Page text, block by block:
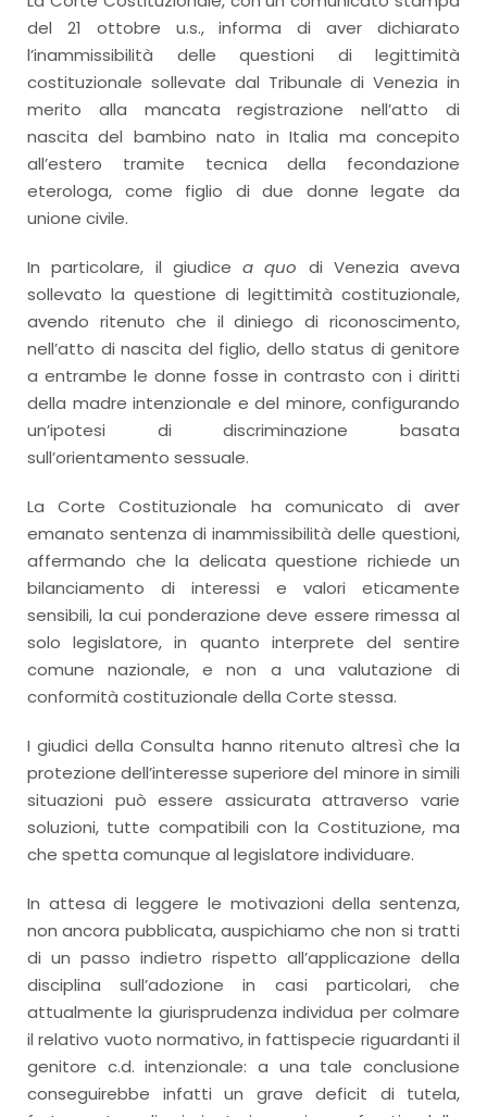
del 21 ottobre u.s., informa di aver dichiarato
l’inammissibilità delle questioni di legittimità
costituzionale sollevate dal Tribunale di Venezia in
merito alla mancata registrazione nell’atto di
nascita del bambino nato in Italia ma concepito
all’estero tramite tecnica della fecondazione
eterologa, come figlio di due donne legate da
unione civile.
In particolare, il giudice a quo di Venezia aveva
sollevato la questione di legittimità costituzionale,
avendo ritenuto che il diniego di riconoscimento,
nell’atto di nascita del figlio, dello status di genitore
a entrambe le donne fosse in contrasto con i diritti
della madre intenzionale e del minore, configurando
un’ipotesi di discriminazione basata
sull’orientamento sessuale.
La Corte Costituzionale ha comunicato di aver
emanato sentenza di inammissibilità delle questioni,
affermando che la delicata questione richiede un
bilanciamento di interessi e valori eticamente
sensibili, la cui ponderazione deve essere rimessa al
solo legislatore, in quanto interprete del sentire
comune nazionale, e non a una valutazione di
conformità costituzionale della Corte stessa.
I giudici della Consulta hanno ritenuto altresì che la
protezione dell’interesse superiore del minore in simili
situazioni può essere assicurata attraverso varie
soluzioni, tutte compatibili con la Costituzione, ma
che spetta comunque al legislatore individuare.
In attesa di leggere le motivazioni della sentenza,
non ancora pubblicata, auspichiamo che non si tratti
di un passo indietro rispetto all’applicazione della
disciplina sull’adozione in casi particolari, che
attualmente la giurisprudenza individua per colmare
il relativo vuoto normativo, in fattispecie riguardanti il
genitore c.d. intenzionale: a una tale conclusione
conseguirebbe infatti un grave deficit di tutela,